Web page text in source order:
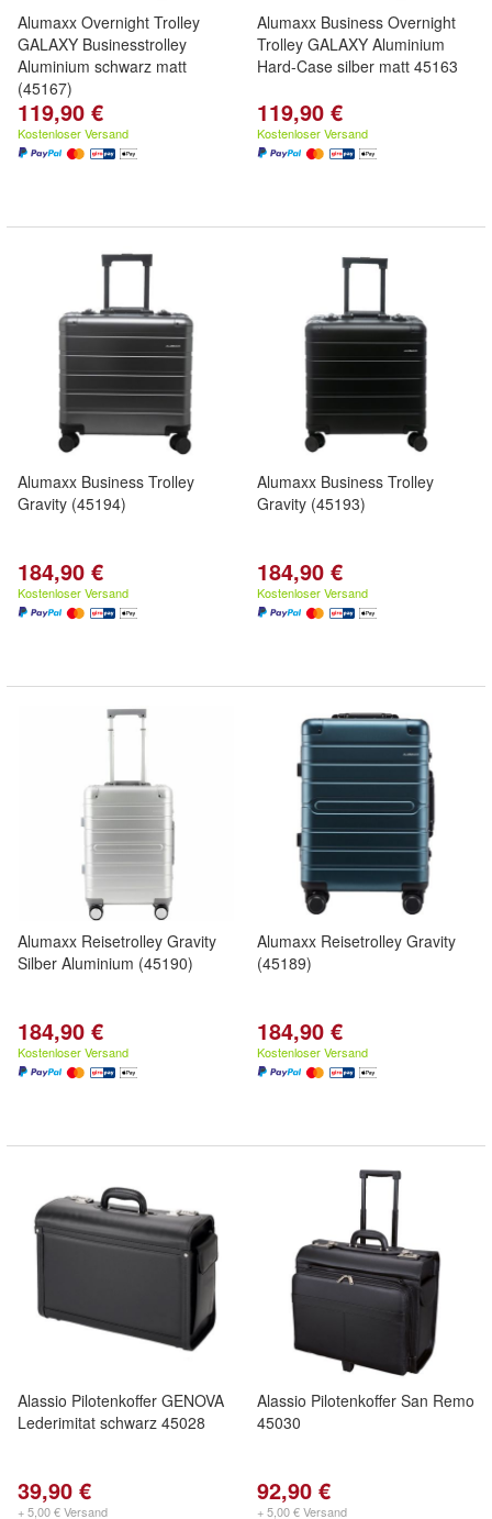
Alumaxx Overnight Trolley
GALAXY Businesstrolley
Aluminium schwarz matt
(45167)
119,90 €
Kostenloser Versand
Alumaxx Business Overnight
Trolley GALAXY Aluminium
Hard-Case silber matt 45163
119,90 €
Kostenloser Versand
Alumaxx Business Trolley
Gravity (45194)
184,90 €
Kostenloser Versand
Alumaxx Business Trolley
Gravity (45193)
184,90 €
Kostenloser Versand
Alumaxx Reisetrolley Gravity
Silber Aluminium (45190)
184,90 €
Kostenloser Versand
Alumaxx Reisetrolley Gravity
(45189)
184,90 €
Kostenloser Versand
Alassio Pilotenkoffer GENOVA
Lederimitat schwarz 45028
39,90 €
+ 5,00 € Versand
Alassio Pilotenkoffer San Remo
45030
92,90 €
+ 5,00 € Versand